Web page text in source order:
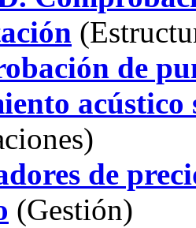
de
acústico
de
(Gestión)